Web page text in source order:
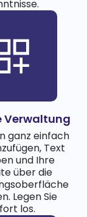
Verwaltung
ganz einfach
Text
und Ihre
über die
Legen Sie
los.